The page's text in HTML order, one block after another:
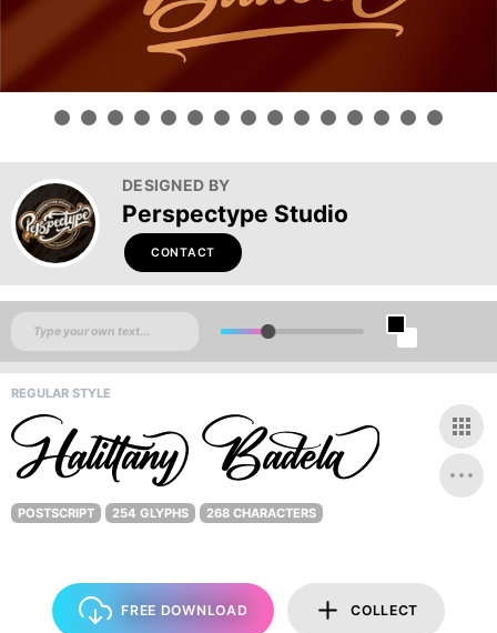
DESIGNED BY
Perspectype Studio
CONTACT
REGULAR STYLE
POSTSCRIPT 254 GLYPHS 268 CHARACTERS
FREE DOWNLOAD COLLECT